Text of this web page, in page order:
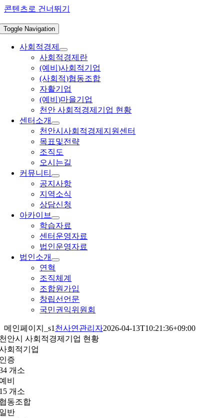
콘텐츠로 건너뛰기
Toggle Navigation
사회적경제
사회적경제란
(예비)사회적기업
(사회적)협동조합
자활기업
(예비)마을기업
천안 사회적경제기업 현황
센터소개
천안시사회적경제지원센터
목표및전략
조직도
오시는길
커뮤니티
공지사항
지역소식
상담신청
아카이브
학습자료
센터운영자료
법인운영자료
법인소개
연혁
조직체계
조합원가입
창립선언문
국민권익위원회
메인페이지_s1 천사연관리자2026-04-13T10:21:36+09:00
안시 사회적경제기업 현황
회적기업
증
개소
비
개소
동조합
반